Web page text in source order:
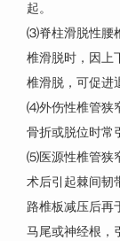
起。
⑶脊柱滑脱性腰
椎滑脱时，因上
椎滑脱，可促进
⑷外伤性椎管狭
骨折或脱位时常
⑸医源性椎管狭
术后引起棘间韧
路椎板减压后再
马尾或神经根，